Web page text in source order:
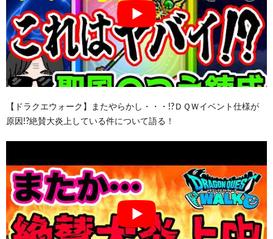
【ドラクエウォーク】またやらかし・・・!?ＤＱＷイベント仕様が
原因!?絶賛大炎上している件について語る！